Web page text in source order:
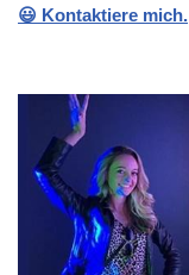
😃 Kontaktiere mich.